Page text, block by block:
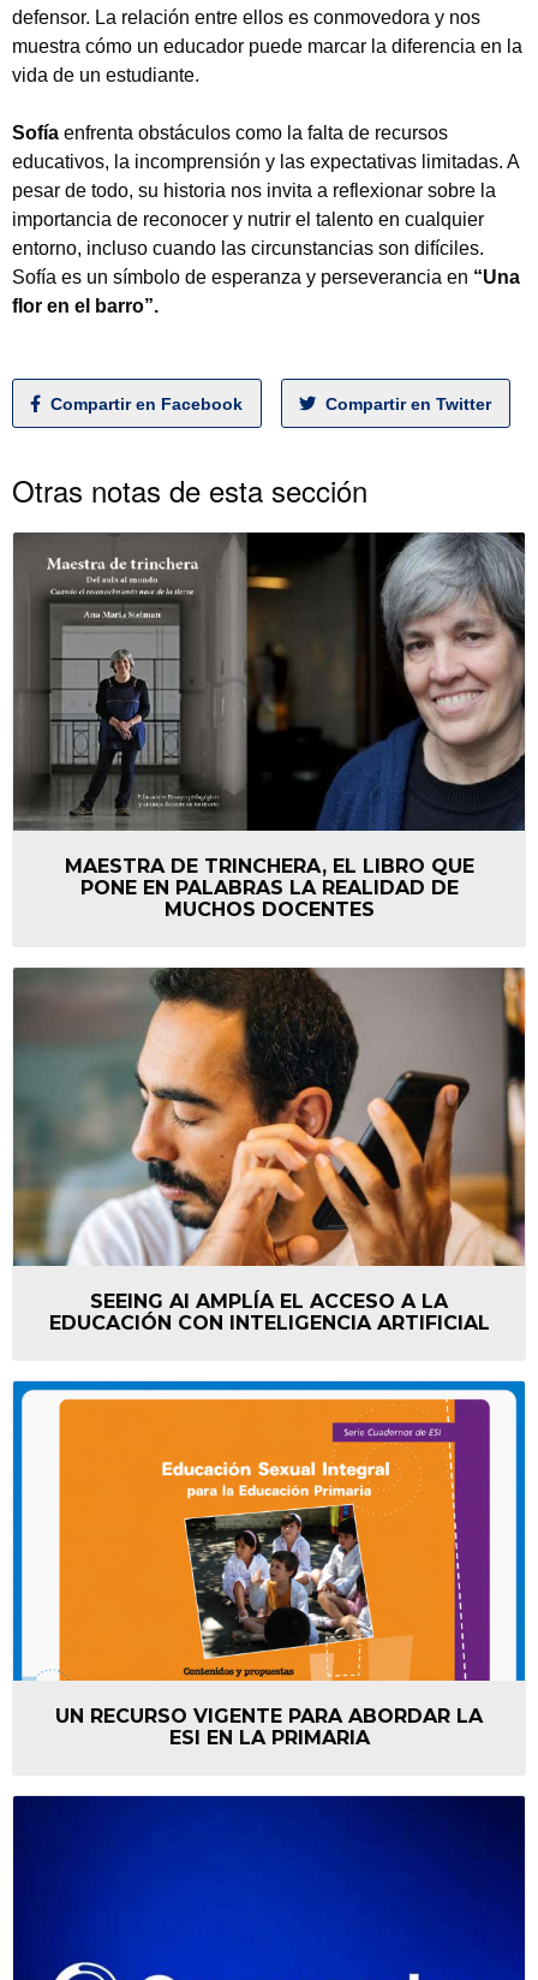
Tipea lo que deseas buscar y luego pulsa Enter:
defensor. La relación entre ellos es conmovedora y nos
muestra cómo un educador puede marcar la diferencia en la
vida de un estudiante.
Sofía enfrenta obstáculos como la falta de recursos
educativos, la incomprensión y las expectativas limitadas. A
pesar de todo, su historia nos invita a reflexionar sobre la
importancia de reconocer y nutrir el talento en cualquier
entorno, incluso cuando las circunstancias son difíciles.
Sofía es un símbolo de esperanza y perseverancia en “Una
flor en el barro”.
Compartir en Facebook Compartir en Twitter
Otras notas de esta sección
MAESTRA DE TRINCHERA, EL LIBRO QUE
PONE EN PALABRAS LA REALIDAD DE
MUCHOS DOCENTES
SEEING AI AMPLÍA EL ACCESO A LA
EDUCACIÓN CON INTELIGENCIA ARTIFICIAL
UN RECURSO VIGENTE PARA ABORDAR LA
ESI EN LA PRIMARIA